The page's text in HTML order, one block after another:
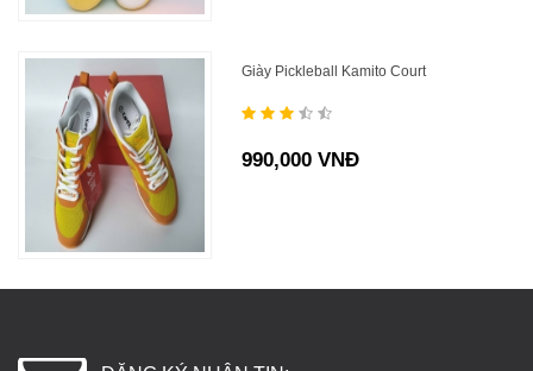
Giày Pickleball Kamito Court
990,000 VNĐ